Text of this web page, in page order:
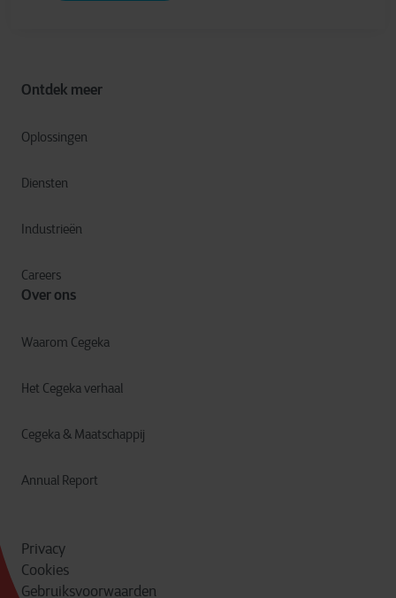
Ontdek meer
Oplossingen
Diensten
Industrieën
Careers
Over ons
Waarom Cegeka
Het Cegeka verhaal
Cegeka & Maatschappij
Annual Report
Privacy
Cookies
Gebruiksvoorwaarden